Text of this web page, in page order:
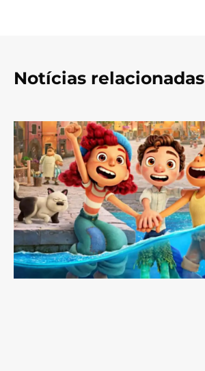
Notícias relacionadas